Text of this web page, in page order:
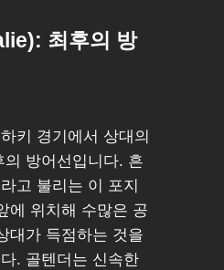
최후의 방
키 경기에서 상대의
의 방어선입니다. 흔
고 불리는 이 포지
에 위치해 수많은 공
대가 득점하는 것을
. 골텐더는 신속한